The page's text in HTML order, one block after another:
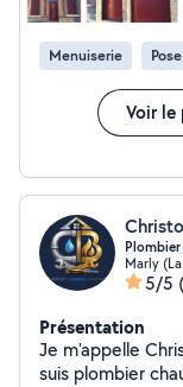
Menuiserie
Voir le
Marly
5/5
Présentation
Je m'appelle
suis plombier